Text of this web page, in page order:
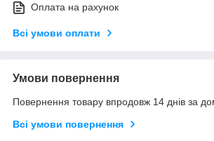
Оплата на рахунок
Всі умови оплати
Умови повернення
Повернення товару впродовж 14 днів за
Всі умови повернення